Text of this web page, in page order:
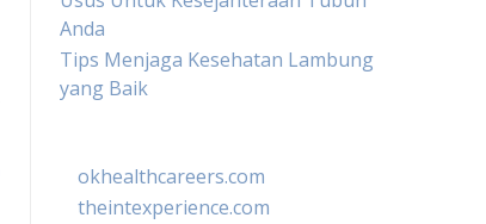
Anda
Tips Menjaga Kesehatan Lambung
yang Baik
okhealthcareers.com
theintexperience.com